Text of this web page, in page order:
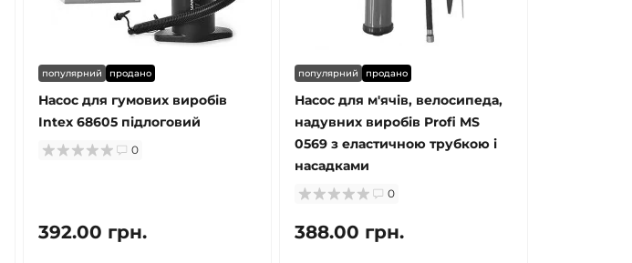
популярний продано
Насос для гумових виробів
Intex 68605 підлоговий
0
392.00 грн.
популярний продано
Насос для м'ячів, велосипеда,
надувних виробів Profi MS
0569 з еластичною трубкою і
насадками
0
388.00 грн.